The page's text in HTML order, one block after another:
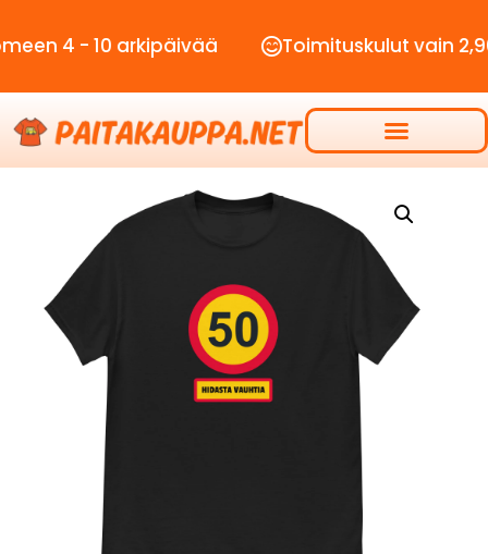
- 10 arkipäivää Toimituskulut vain 2,90€